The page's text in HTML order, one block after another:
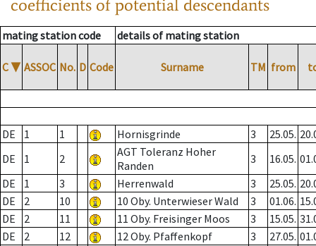
coefficients of potential descendants
mating station code details of mating station
C ▼ ASSOC No. D Code Surname TM from
DE 1 1 Hornisgrinde 3 25.05.
DE
1 2
AGT Toleranz Hoher
Randen
3 16.05.
DE
1 3 Herrenwald 3 25.05.
DE
2 10 10 Oby. Unterwieser Wald 3 01.06.
DE
2 11 11 Oby. Freisinger Moos 3 15.05.
DE
2 12 12 Oby. Pfaffenkopf 3 27.05.